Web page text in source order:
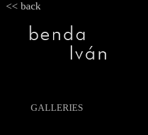
<< back
GALLERIES